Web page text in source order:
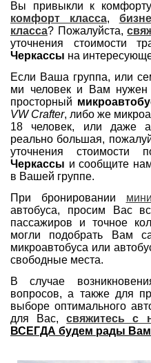
Вы привыкли к
комфорт класса,
класса? Пожалуйста,
уточнения стоимости
Черкассы на
Если Ваша группа, или
ми человек и Вам
просторный
VW Crafter, либо же
18 человек, или даже
реально большая,
уточнения стоимости
Черкассы и сообщите
в Вашей группе.
При бронировании
автобуса, просим Вас
пассажиров и точное
могли подобрать Вам
микроавтобуса или
свободные места.
В случае
вопросов, а также для
выборе оптимального
для Вас,свяжитесь с
ВСЕГДА будем рады